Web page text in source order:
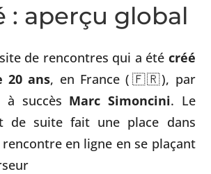
: aperçu global
de rencontres qui a été créé
20 ans, en France (🇫🇷), par
à succès Marc Simoncini. Le
de suite fait une place dans
rencontre en ligne en se plaçant